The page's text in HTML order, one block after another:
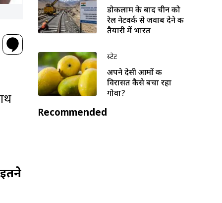
डोकलाम के बाद चीन को
रेल नेटवर्क से जवाब देने की
तैयारी में भारत
स्टेट
अपने देसी आमों की
विरासत कैसे बचा रहा
गोवा?
Recommended